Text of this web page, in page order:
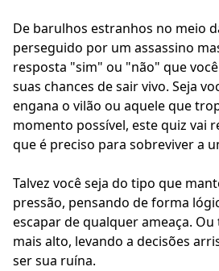
De barulhos estranhos no meio
perseguido por um assassino
resposta "sim" ou "não" que
suas chances de sair vivo. Seja
engana o vilão ou aquele que
momento possível, este quiz vai
que é preciso para sobreviver a
Talvez você seja do tipo que
pressão, pensando de forma
escapar de qualquer ameaça.
mais alto, levando a decisões
ser sua ruína.